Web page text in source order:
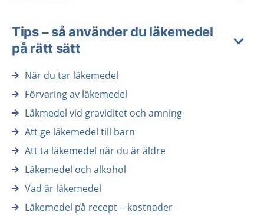
Tips – så använder du läkemedel
på rätt sätt
När du tar läkemedel
Förvaring av läkemedel
Läkmedel vid graviditet och amning
Att ge läkemedel till barn
Att ta läkemedel när du är äldre
Läkemedel och alkohol
Vad är läkemedel
Läkemedel på recept – kostnader